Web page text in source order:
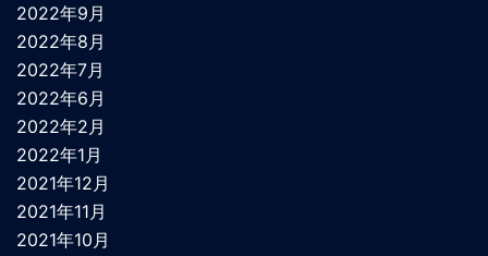
2022年9月
2022年8月
2022年7月
2022年6月
2022年2月
2022年1月
2021年12月
2021年11月
2021年10月